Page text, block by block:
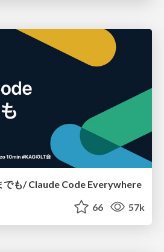
でも/ Claude Code Everywhere
66 57k